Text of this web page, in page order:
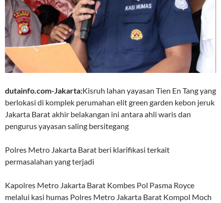
dutainfo.com-Jakarta:Kisruh lahan yayasan Tien En Tang yang
berlokasi di komplek perumahan elit green garden kebon jeruk
Jakarta Barat akhir belakangan ini antara ahli waris dan
pengurus yayasan saling bersitegang
Polres Metro Jakarta Barat beri klarifikasi terkait
permasalahan yang terjadi
Kapolres Metro Jakarta Barat Kombes Pol Pasma Royce
melalui kasi humas Polres Metro Jakarta Barat Kompol Moch